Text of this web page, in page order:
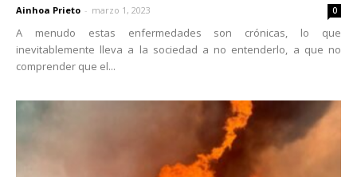
Ainhoa Prieto - marzo 1, 2023 0
A menudo estas enfermedades son crónicas, lo que
inevitablemente lleva a la sociedad a no entenderlo, a que no
comprender que el...